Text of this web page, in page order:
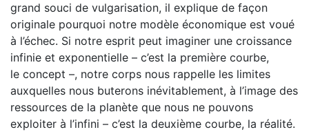
grand souci de vulgarisation, il explique de façon
originale pourquoi notre modèle économique est voué
à l’échec. Si notre esprit peut imaginer une croissance
infinie et exponentielle – c’est la première courbe,
le concept –, notre corps nous rappelle les limites
auxquelles nous buterons inévitablement, à l’image des
ressources de la planète que nous ne pouvons
exploiter à l’infini – c’est la deuxième courbe, la réalité.